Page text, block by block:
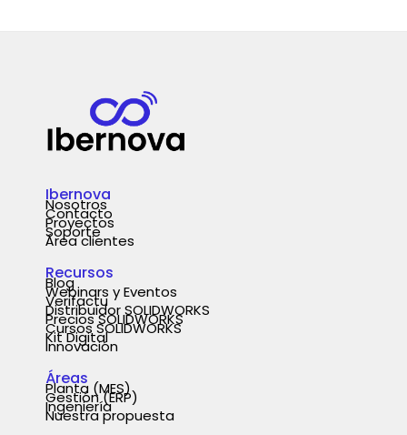
Ibernova
Nosotros
Contacto
Proyectos
Soporte
Área clientes
Recursos
Blog
Webinars y Eventos
Verifactu
Distribuidor SOLIDWORKS
Precios SOLIDWORKS
Cursos SOLIDWORKS
Kit Digital
Innovación
Áreas
Planta (MES)
Gestión (ERP)
Ingeniería
Nuestra propuesta